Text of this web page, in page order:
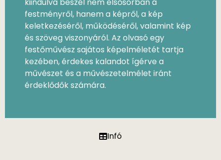
Infó
festményről, hanem a képről, a kép
keletkezéséről, működéséről, valamint kép
és szöveg viszonyáról. Az olvasó egy
festőművész sajátos képelméletét tartja
kezében, érdekes kalandot ígérve a
művészet és a művészetelmélet iránt
érdeklődők számára.